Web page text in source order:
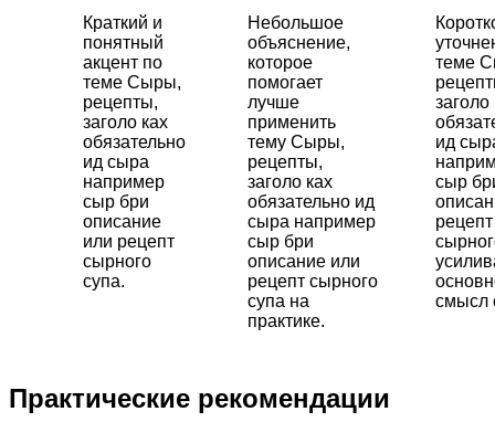
Краткий и
понятный
акцент по
теме Сыры,
рецепты,
заголо ках
обязательно
ид сыра
например
сыр бри
описание
или рецепт
сырного
супа.
Небольшое
объяснение,
которое
помогает
лучше
применить
тему Сыры,
рецепты,
заголо ках
обязательно ид
сыра например
сыр бри
описание или
рецепт сырного
супа на
практике.
теме
заголо
ид
сыр
рецепт
смысл
Практические рекомендации